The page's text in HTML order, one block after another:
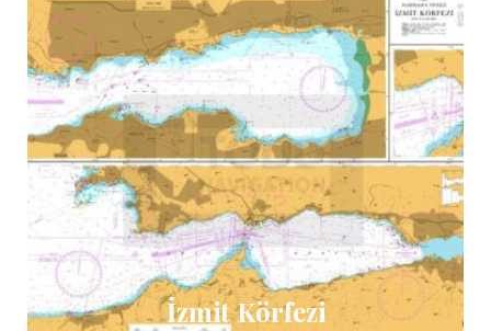
İzmit Körfezi